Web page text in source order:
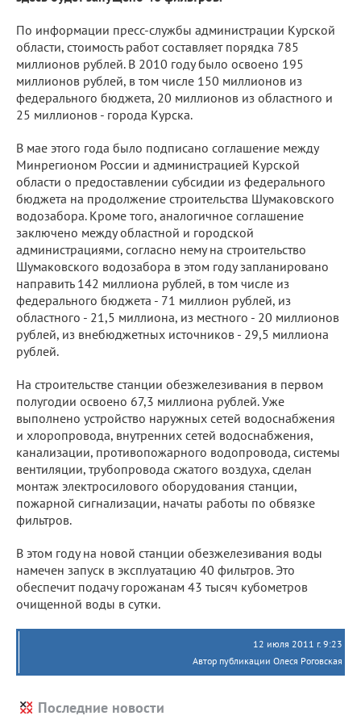
По информации пресс-службы администрации Курской
области, стоимость работ составляет порядка 785
миллионов рублей. В 2010 году было освоено 195
миллионов рублей, в том числе 150 миллионов из
федерального бюджета, 20 миллионов из областного и
25 миллионов - города Курска.
В мае этого года было подписано соглашение между
Минрегионом России и администрацией Курской
области о предоставлении субсидии из федерального
бюджета на продолжение строительства Шумаковского
водозабора. Кроме того, аналогичное соглашение
заключено между областной и городской
администрациями, согласно нему на строительство
Шумаковского водозабора в этом году запланировано
направить 142 миллиона рублей, в том числе из
федерального бюджета - 71 миллион рублей, из
областного - 21,5 миллиона, из местного - 20 миллионов
рублей, из внебюджетных источников - 29,5 миллиона
рублей.
На строительстве станции обезжелезивания в первом
полугодии освоено 67,3 миллиона рублей. Уже
выполнено устройство наружных сетей водоснабжения
и хлоропровода, внутренних сетей водоснабжения,
канализации, противопожарного водопровода, системы
вентиляции, трубопровода сжатого воздуха, сделан
монтаж электросилового оборудования станции,
пожарной сигнализации, начаты работы по обвязке
фильтров.
В этом году на новой станции обезжелезивания воды
намечен запуск в эксплуатацию 40 фильтров. Это
обеспечит подачу горожанам 43 тысяч кубометров
очищенной воды в сутки.
12 июля 2011 г. 9:23
Автор публикации Олеся Роговская
Последние новости